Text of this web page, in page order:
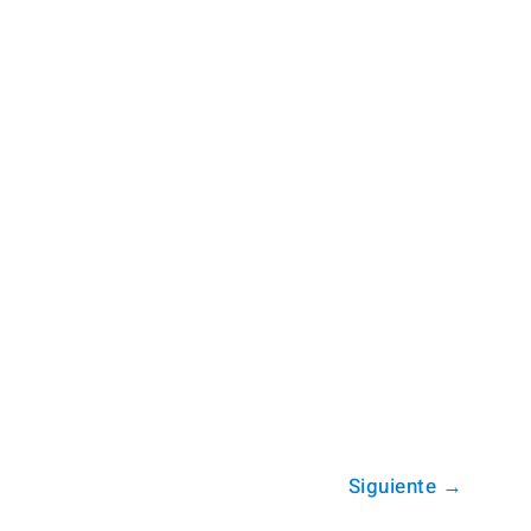
Siguiente →